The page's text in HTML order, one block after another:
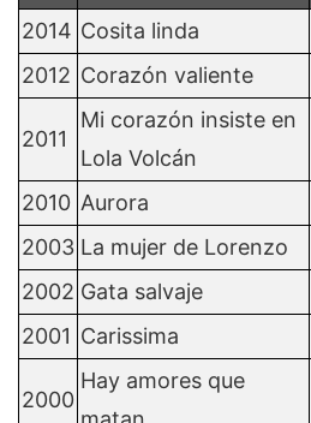
2014 Cosita linda
2012 Corazón valiente
2011
Mi corazón insiste en
Lola Volcán
2010 Aurora
2003 La mujer de Lorenzo
2002 Gata salvaje
2001 Carissima
2000
Hay amores que